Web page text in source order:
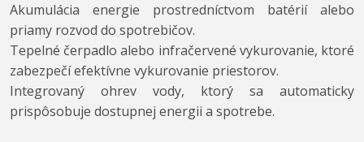
Akumulácia energie prostredníctvom batérií alebo
priamy rozvod do spotrebičov.
Tepelné čerpadlo alebo infračervené vykurovanie, ktoré
zabezpečí efektívne vykurovanie priestorov.
Integrovaný ohrev vody, ktorý sa automaticky
prispôsobuje dostupnej energii a spotrebe.